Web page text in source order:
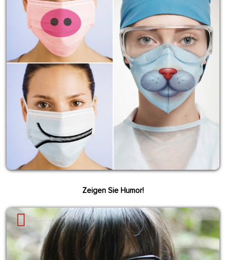
Zeigen Sie Humor!